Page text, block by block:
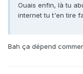
Ouais enfin, là tu
internet tu t'en tire
Bah ça dépend